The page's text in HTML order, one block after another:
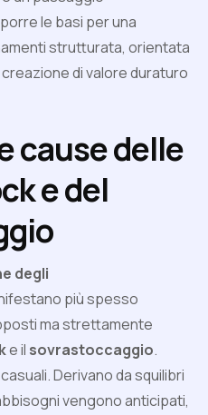
le basi per una
strutturata, orientata
di valore duraturo
cause delle
e del
degli
più spesso
ma strettamente
e il sovrastoccaggio.
Derivano da squilibri
vengono anticipati,